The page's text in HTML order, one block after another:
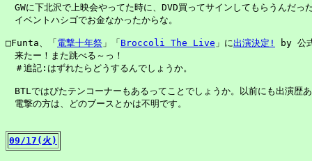
GWに下北沢で上映会やってた時に、DVD買ってサインしてもらうんだっ
イベントハシゴでお金なかったからな。
□Funta、「 電撃十年祭 」「 Broccoli The Live 」に出演決定!
by 公
来たー！また跳べる～っ！
＃追記:はずれたらどうするんでしょうか。
BTLではぴたテンコーナーもあるってことでしょうか。以前にも出演歴
電撃の方は、どのブースとかは不明です。
09/17(火)